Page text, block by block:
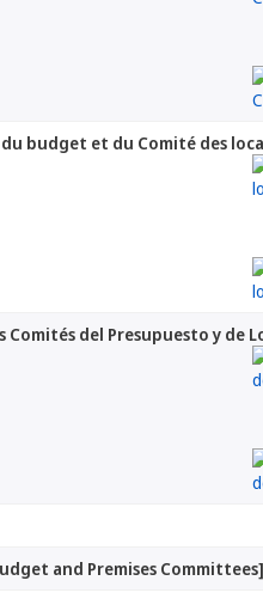
budget et du Comité des
del Presupuesto y de
and Premises Committees]